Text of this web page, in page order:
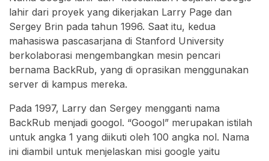
lahir dari proyek yang dikerjakan Larry Page dan
Sergey Brin pada tahun 1996. Saat itu, kedua
mahasiswa pascasarjana di Stanford University
berkolaborasi mengembangkan mesin pencari
bernama BackRub, yang di oprasikan menggunakan
server di kampus mereka.
Pada 1997, Larry dan Sergey mengganti nama
BackRub menjadi googol. “Googol” merupakan istilah
untuk angka 1 yang diikuti oleh 100 angka nol. Nama
ini diambil untuk menjelaskan misi google yaitu